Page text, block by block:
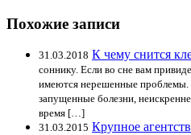
Похожие записи
31.03.2018 К чему снится
соннику. Если во сне вам
имеются нерешенные проблемы.
запущенные болезни,
время […]
31.03.2015 Крупное